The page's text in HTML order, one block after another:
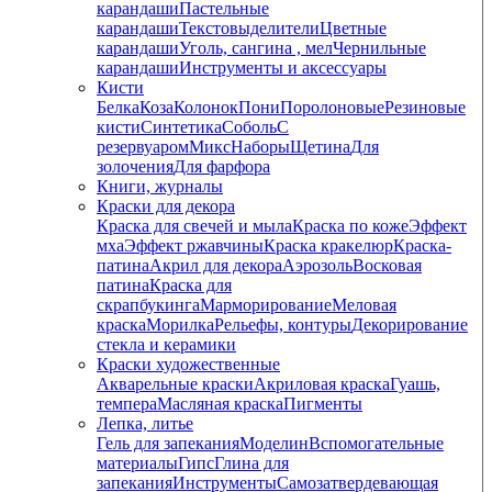
карандашиПастельные
карандашиТекстовыделителиЦветные
карандашиУголь, сангина , мелЧернильные
карандашиИнструменты и аксессуары
Кисти
БелкаКозаКолонокПониПоролоновыеРезиновые
кистиСинтетикаСобольС
резервуаромМиксНаборыЩетинаДля
золоченияДля фарфора
Книги, журналы
Краски для декора
Краска для свечей и мылаКраска по кожеЭффект
мхаЭффект ржавчиныКраска кракелюрКраска-
патинаАкрил для декораАэрозольВосковая
патинаКраска для
скрапбукингаМарморированиеМеловая
краскаМорилкаРельефы, контурыДекорирование
стекла и керамики
Краски художественные
Акварельные краскиАкриловая краскаГуашь,
темпераМасляная краскаПигменты
Лепка, литье
Гель для запеканияМоделинВспомогательные
материалыГипсГлина для
запеканияИнструментыСамозатвердевающая